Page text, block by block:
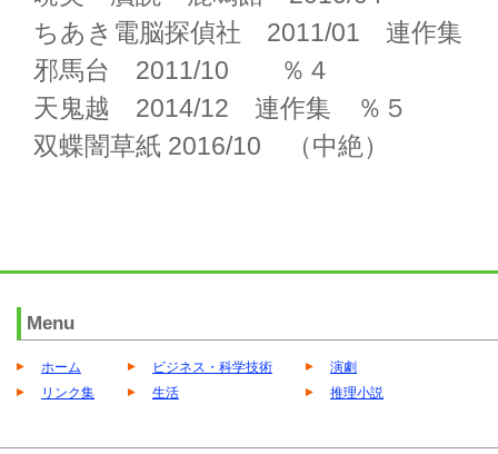
ちあき電脳探偵社 2011/01 連作集
邪馬台 2011/10 ％４
天鬼越 2014/12 連作集 ％５
双蝶闇草紙 2016/10 （中絶）
Menu
ホーム
リンク集
ビジネス・科学技術
生活
演劇
推理小説